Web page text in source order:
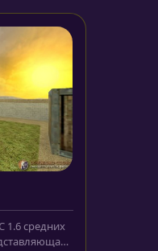
1.6 средних